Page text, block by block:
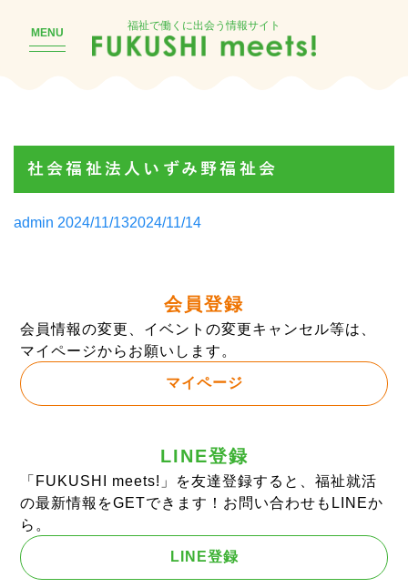
MENU
福祉で働くに出会う情報サイト
社会福祉法人いずみ野福祉会
Posted
admin 2024/11/132024/11/14
会員登録
会員情報の変更、イベントの変更キャンセル等は、
マイページからお願いします。
マイページ
LINE登録
「FUKUSHI meets!」を友達登録すると、福祉就活
の最新情報をGETできます！お問い合わせもLINEか
ら。
LINE登録